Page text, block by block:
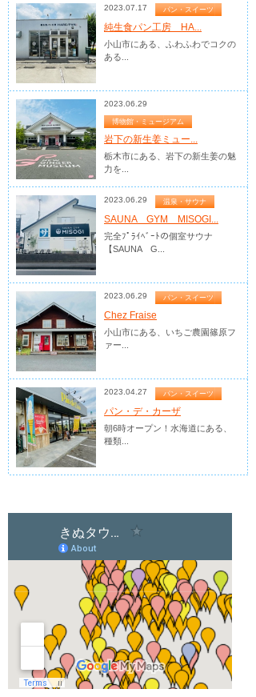
2023.07.17 パン・スイーツ
純生食パン工房 HA...
小山市にある、ふわふわでコクの
ある...
2023.06.29
博物館・ミュージアム
岩下の新生姜ミュー...
栃木市にある、岩下の新生姜の魅
力を...
2023.06.29 温泉・サウナ
SAUNA GYM MISOGI...
完全ﾌﾟﾗｲﾍﾞｰﾄの個室サウナ
【SAUNA G...
2023.06.29 パン・スイーツ
Chez Fraise
小山市にある、いちご農園篠原フ
ァー...
2023.04.27 パン・スイーツ
パン・デ・カーザ
朝6時オープン！水海道にある、
種類...